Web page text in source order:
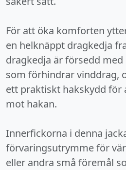
För att öka komforten
en helknäppt dragkedja
dragkedja är försedd
som förhindrar vinddrag,
ett praktiskt hakskydd för
mot hakan.
Innerfickorna i denna
förvaringsutrymme för
eller andra små föremål